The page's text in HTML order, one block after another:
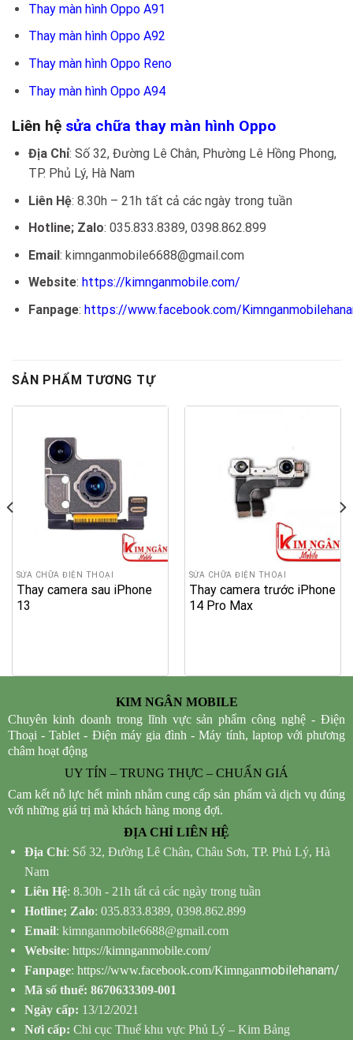
Thay màn hình Oppo A91
Thay màn hình Oppo A92
Thay màn hình Oppo Reno
Thay màn hình Oppo A94
Liên hệ sửa chữa thay màn hình Oppo
Địa Chỉ: Số 32, Đường Lê Chân, Phường Lê Hồng Phong,
TP. Phủ Lý, Hà Nam
Liên Hệ: 8.30h – 21h tất cả các ngày trong tuần
Hotline; Zalo: 035.833.8389, 0398.862.899
Email: kimnganmobile6688@gmail.com
Website: https://kimnganmobile.com/
Fanpage: https://www.facebook.com/
SẢN PHẨM TƯƠNG TỰ
SỬA CHỮA ĐIỆN THOẠI
Thay camera sau iPhone
13
SỬA CHỮA ĐIỆN THOẠI
Thay camera trước iPhone
14 Pro Max
KIM NGÂN MOBILE
Chuyên kinh doanh trong lĩnh vực sản phẩm công nghệ - Điện
Thoại - Tablet - Điện máy gia đình - Máy tính, laptop với phương
châm hoạt động
UY TÍN – TRUNG THỰC – CHUẨN GIÁ
Cam kết nỗ lực hết mình nhằm cung cấp sản phẩm và dịch vụ đúng
với những giá trị mà khách hàng mong đợi.
ĐỊA CHỈ LIÊN HỆ
Địa Chỉ: Số 32, Đường Lê Chân, Châu Sơn, TP. Phủ Lý, Hà
Nam
Liên Hệ: 8.30h - 21h tất cả các ngày trong tuần
Hotline; Zalo: 035.833.8389, 0398.862.899
Email: kimnganmobile6688@gmail.com
Website: https://kimnganmobile.com/
Fanpage: https://www.facebook.com/Kimnganmobilehanam/
Mã số thuế: 8670633309-001
Ngày cấp: 13/12/2021
Nơi cấp: Chi cục Thuế khu vực Phủ Lý – Kim Bảng